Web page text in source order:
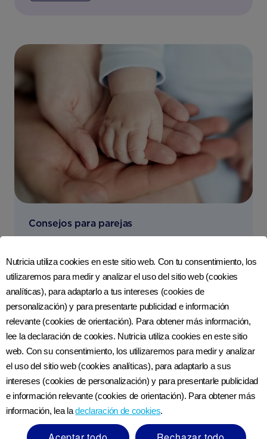
Consejos para parejas
Artículos sobre bebés
Nutricia utiliza cookies en este sitio web. Con tu consentimiento, los
utilizaremos para medir y analizar el uso del sitio web (cookies
analíticas), para adaptarlo a tus intereses (cookies de
personalización) y para presentarte publicidad e información
relevante (cookies de orientación). Para obtener más información,
lee la declaración de cookies. Nutricia utiliza cookies en este sitio
web. Con su consentimiento, los utilizaremos para medir y analizar
el uso del sitio web (cookies analíticas), para adaptarlo a sus
intereses (cookies de personalización) y para presentarle publicidad
e información relevante (cookies de orientación). Para obtener más
información, lea ladeclaración de cookies.